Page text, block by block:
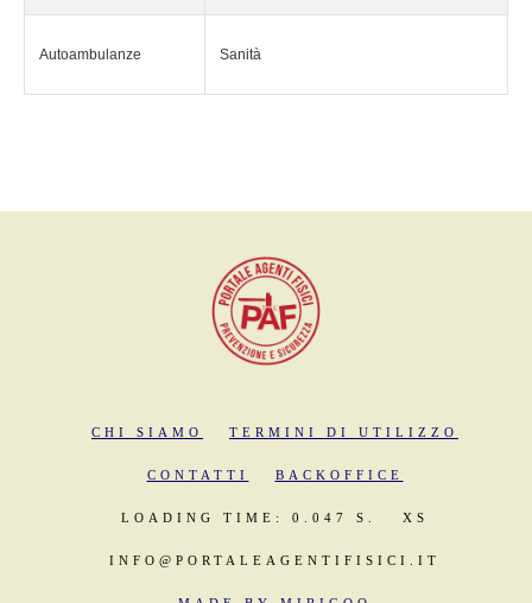
Autoambulanze Sanità
CHI SIAMO TERMINI DI UTILIZZO
CONTATTI BACKOFFICE
LOADING TIME: 0.047 S. XS
INFO@PORTALEAGENTIFISICI.IT